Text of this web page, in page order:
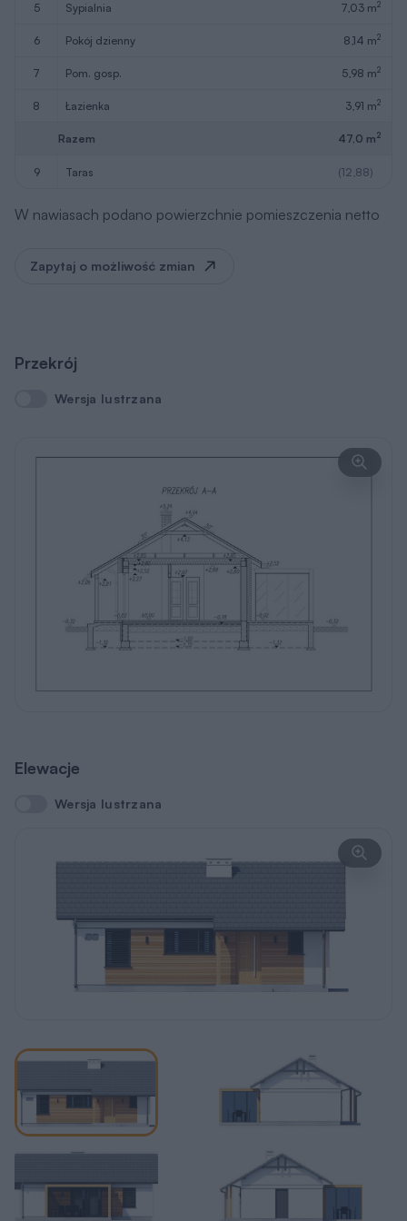
5 sypialnia 7,03 m2
6 pokój dzienny 8,14 m2
7 pom. gosp. 5,98 m2
8 łazienka 3,91 m2
Razem 47,0 m2
9 taras (12,88)
W nawiasach podano powierzchnie pomieszczenia netto
Zapytaj o możliwość zmian
Przekrój
Wersja lustrzana
Wersja lustrzana
Elewacje
Wersja lustrzana
Wersja lustrzana